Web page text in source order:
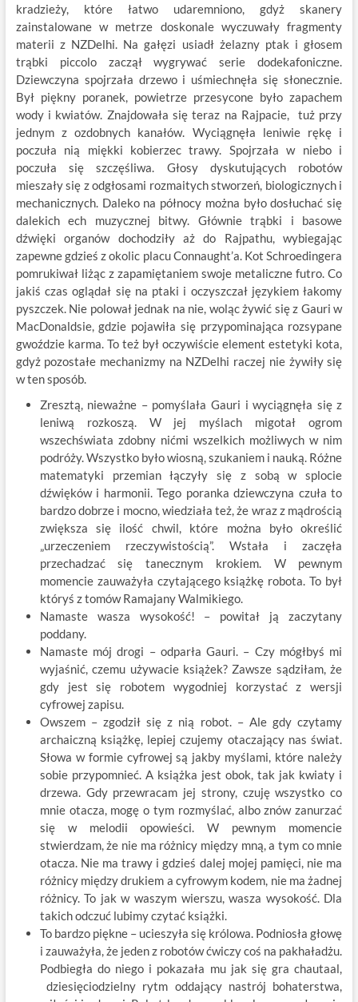
kradzieży, które łatwo udaremniono, gdyż skanery
zainstalowane w metrze doskonale wyczuwały fragmenty
materii z NZDelhi. Na gałęzi usiadł żelazny ptak i głosem
trąbki piccolo zaczął wygrywać serie dodekafoniczne.
Dziewczyna spojrzała drzewo i uśmiechnęła się słonecznie.
Był piękny poranek, powietrze przesycone było zapachem
wody i kwiatów. Znajdowała się teraz na Rajpacie, tuż przy
jednym z ozdobnych kanałów. Wyciągnęła leniwie rękę i
poczuła nią miękki kobierzec trawy. Spojrzała w niebo i
poczuła się szczęśliwa. Głosy dyskutujących robotów
mieszały się z odgłosami rozmaitych stworzeń, biologicznych i
mechanicznych. Daleko na północy można było dosłuchać się
dalekich ech muzycznej bitwy. Głównie trąbki i basowe
dźwięki organów dochodziły aż do Rajpathu, wybiegając
zapewne gdzieś z okolic placu Connaught’a. Kot Schroedingera
pomrukiwał liżąc z zapamiętaniem swoje metaliczne futro. Co
jakiś czas oglądał się na ptaki i oczyszczał językiem łakomy
pyszczek. Nie polował jednak na nie, woląc żywić się z Gauri w
MacDonaldsie, gdzie pojawiła się przypominająca rozsypane
gwoździe karma. To też był oczywiście element estetyki kota,
gdyż pozostałe mechanizmy na NZDelhi raczej nie żywiły się
w ten sposób.
Zresztą, nieważne – pomyślała Gauri i wyciągnęła się z
leniwą rozkoszą. W jej myślach migotał ogrom
wszechświata zdobny nićmi wszelkich możliwych w nim
podróży. Wszystko było wiosną, szukaniem i nauką. Różne
matematyki przemian łączyły się z sobą w splocie
dźwięków i harmonii. Tego poranka dziewczyna czuła to
bardzo dobrze i mocno, wiedziała też, że wraz z mądrością
zwiększa się ilość chwil, które można było określić
„urzeczeniem rzeczywistością”. Wstała i zaczęła
przechadzać się tanecznym krokiem. W pewnym
momencie zauważyła czytającego książkę robota. To był
któryś z tomów Ramajany Walmikiego.
Namaste wasza wysokość! – powitał ją zaczytany
poddany.
Namaste mój drogi – odparła Gauri. – Czy mógłbyś mi
wyjaśnić, czemu używacie książek? Zawsze sądziłam, że
gdy jest się robotem wygodniej korzystać z wersji
cyfrowej zapisu.
Owszem – zgodził się z nią robot. – Ale gdy czytamy
archaiczną książkę, lepiej czujemy otaczający nas świat.
Słowa w formie cyfrowej są jakby myślami, które należy
sobie przypomnieć. A książka jest obok, tak jak kwiaty i
drzewa. Gdy przewracam jej strony, czuję wszystko co
mnie otacza, mogę o tym rozmyślać, albo znów zanurzać
się w melodii opowieści. W pewnym momencie
stwierdzam, że nie ma różnicy między mną, a tym co mnie
otacza. Nie ma trawy i gdzieś dalej mojej pamięci, nie ma
różnicy między drukiem a cyfrowym kodem, nie ma żadnej
różnicy. To jak w waszym wierszu, wasza wysokość. Dla
takich odczuć lubimy czytać książki.
To bardzo piękne – ucieszyła się królowa. Podniosła głowę
i zauważyła, że jeden z robotów ćwiczy coś na pakhaładżu.
Podbiegła do niego i pokazała mu jak się gra chautaal,
dziesięciodzielny rytm oddający nastrój bohaterstwa,